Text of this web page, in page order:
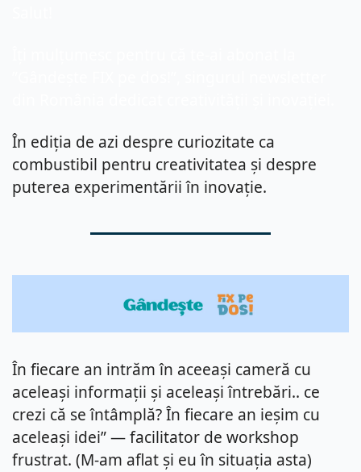
În ediția de azi despre curiozitate ca
combustibil pentru creativitatea și despre
puterea experimentării în inovație.
În fiecare an intrăm în aceeași cameră cu
aceleași informații și aceleași întrebări.. ce
crezi că se întâmplă? În fiecare an ieșim cu
aceleași idei” — facilitator de workshop
frustrat. (M-am aflat și eu în situația asta)